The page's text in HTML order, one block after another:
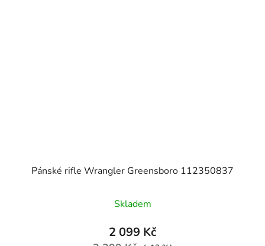
Pánské rifle Wrangler Greensboro 112350837
Skladem
2 099 Kč